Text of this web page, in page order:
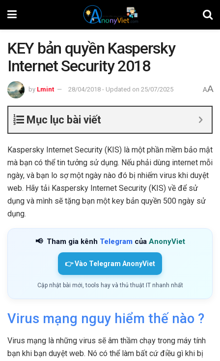
KEY bản quyền Kaspersky
Internet Security 2018
by Lmint 28/04/2018 - Updated on 25/07/2025 AA
Mục lục bài viết
Kaspersky Internet Security (KIS) là một phần mềm bảo mật
mà bạn có thể tin tưởng sử dụng. Nếu phải dùng internet mỗi
ngày, và bạn lo sợ một ngày nào đó bị nhiếm virus khi duyệt
web. Hãy tải Kaspersky Internet Security (KIS) về để sử
dụng và mình sẽ tặng bạn một key bản quyền 500 ngày sử
dụng.
📢 Tham gia kênh Telegram của AnonyViet
👉 Vào Telegram AnonyViet
Cập nhật bài mới, tools hay và thủ thuật IT nhanh nhất
Virus mạng nguy hiểm thế nào ?
Virus mạng là những virus sẽ âm thầm chạy trong máy tính
bạn khi bạn duyệt web. Nó có thể làm bất cứ điều gì khi bị